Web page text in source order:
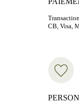
CB, Visa,